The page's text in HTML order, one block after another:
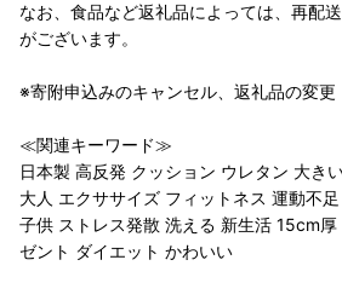
なお、食品など返礼品によっては、再配
がございます。
※寄附申込みのキャンセル、返礼品の変更
≪関連キーワード≫
日本製 高反発 クッション ウレタン 大き
大人 エクササイズ フィットネス 運動不
子供 ストレス発散 洗える 新生活 15cm
ゼント ダイエット かわいい